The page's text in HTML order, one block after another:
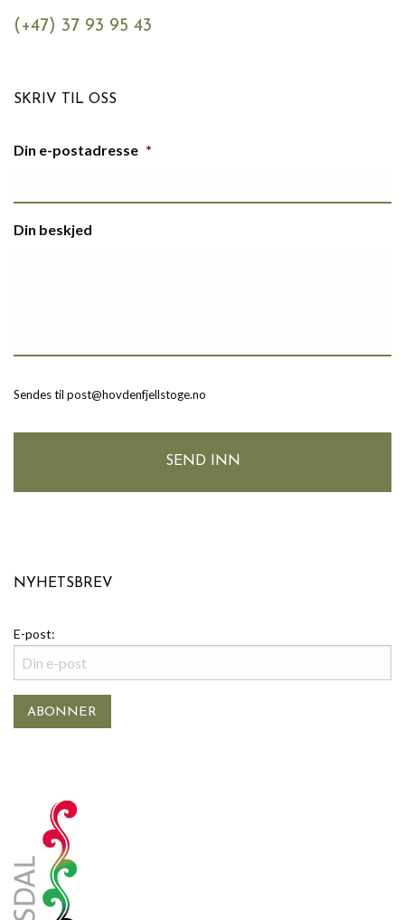
(+47) 37 93 95 43
SKRIV TIL OSS
Din e-postadresse *
Din beskjed
Sendes til post@hovdenfjellstoge.no
NYHETSBREV
E-post: